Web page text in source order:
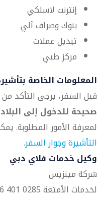
إنترنت لاسلكي
بنوك وصراف آلي
تبديل عملات
مركز طبي
المعلومات الخاصة
قبل السفر، يرجى التأكد
صحيحة للدخول إلى البلاد
لمعرفة الأمور المطلوبة.
التأشيرة وجواز السفر.
وكيل خدمات فلاي دبي
شركة مينزيس
لخدمات الأمتعة 0285 401 6 962+